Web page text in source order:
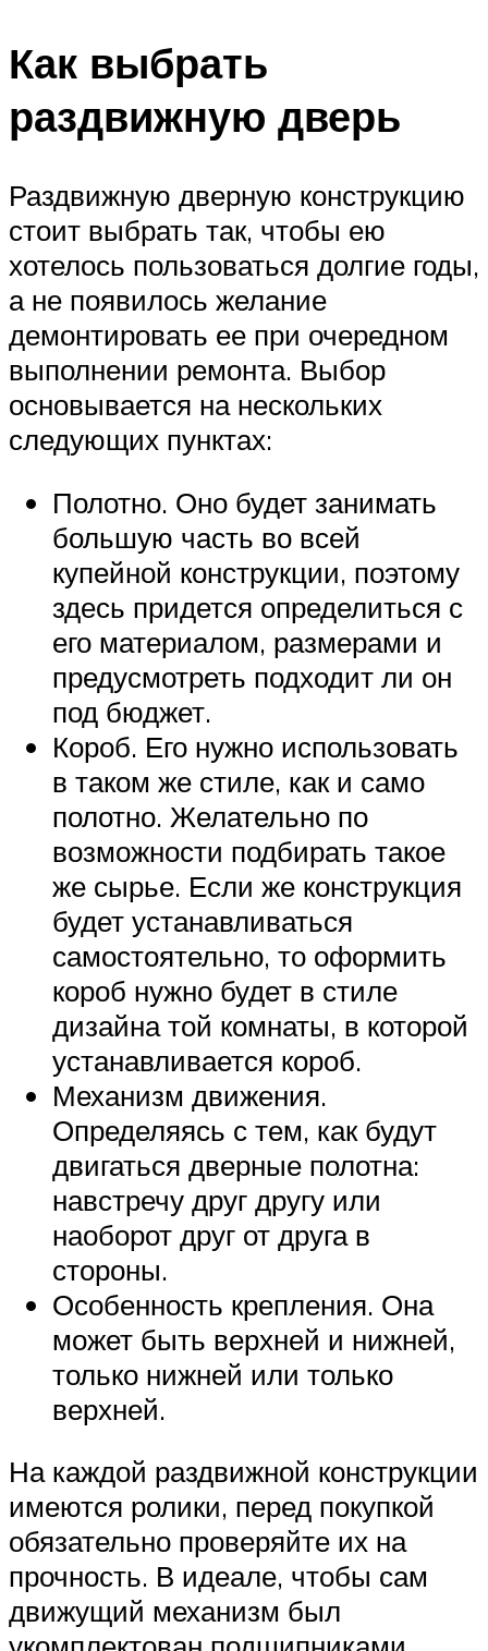
Как выбрать
раздвижную дверь
Раздвижную дверную конструкцию
стоит выбрать так, чтобы ею
хотелось пользоваться долгие годы,
а не появилось желание
демонтировать ее при очередном
выполнении ремонта. Выбор
основывается на нескольких
следующих пунктах:
Полотно. Оно будет занимать
большую часть во всей
купейной конструкции, поэтому
здесь придется определиться с
его материалом, размерами и
предусмотреть подходит ли он
под бюджет.
Короб. Его нужно использовать
в таком же стиле, как и само
полотно. Желательно по
возможности подбирать такое
же сырье. Если же конструкция
будет устанавливаться
самостоятельно, то оформить
короб нужно будет в стиле
дизайна той комнаты, в которой
устанавливается короб.
Механизм движения.
Определяясь с тем, как будут
двигаться дверные полотна:
навстречу друг другу или
наоборот друг от друга в
стороны.
Особенность крепления. Она
может быть верхней и нижней,
только нижней или только
верхней.
На каждой раздвижной конструкции
имеются ролики, перед покупкой
обязательно проверяйте их на
прочность. В идеале, чтобы сам
движущий механизм был